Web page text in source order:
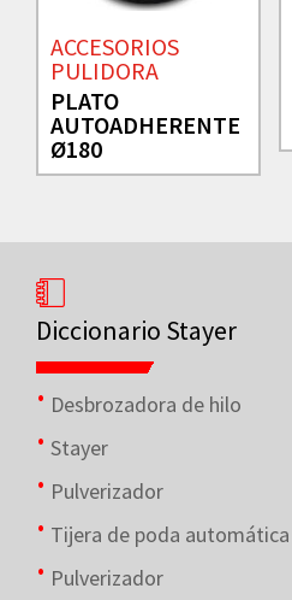
ACCESORIOS
PULIDORA
PLATO
AUTOADHERENTE
Ø180
Diccionario Stayer
Desbrozadora de hilo
Stayer
Pulverizador
Tijera de poda automática
Pulverizador